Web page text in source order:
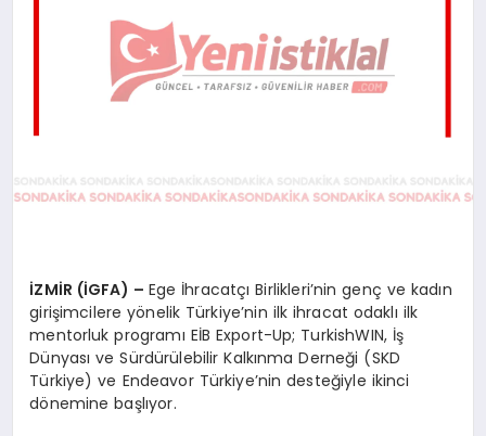
SPOR
İZMİR (İGFA) – Ege İhracatçı Birlikleri’nin genç ve kadın
girişimcilere yönelik Türkiye’nin ilk ihracat odaklı ilk
mentorluk programı EİB Export-Up; TurkishWIN, İş
Dünyası ve Sürdürülebilir Kalkınma Derneği (SKD
Türkiye) ve Endeavor Türkiye’nin desteğiyle ikinci
dönemine başlıyor.